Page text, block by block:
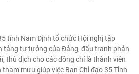
tỉnh Nam Định tổ chức Hội nghị tập
tảng tư tưởng của Đảng, đấu tranh phản
thù địch cho các đồng chí là thành viên
tham mưu giúp việc Ban Chỉ đạo 35 Tỉnh